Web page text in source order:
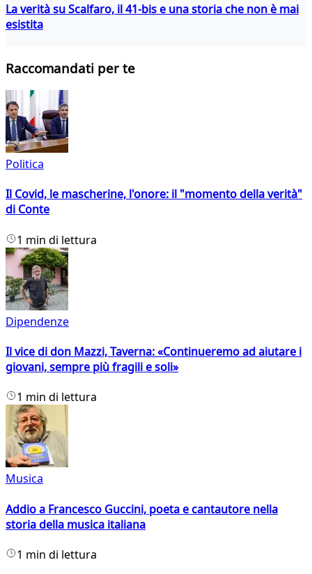
La verità su Scalfaro, il 41-bis e una storia che non è mai
esistita
Raccomandati per te
Politica
Il Covid, le mascherine, l'onore: il "momento della verità"
di Conte
1 min di lettura
Dipendenze
Il vice di don Mazzi, Taverna: «Continueremo ad aiutare i
giovani, sempre più fragili e soli»
1 min di lettura
Musica
Addio a Francesco Guccini, poeta e cantautore nella
storia della musica italiana
1 min di lettura